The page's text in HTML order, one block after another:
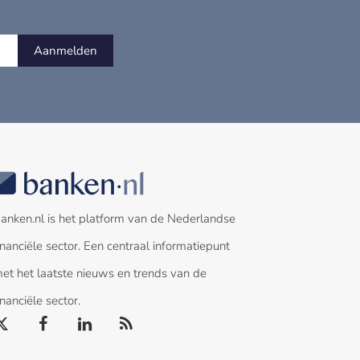
Aanmelden
is het platform van de Nederlandse
sector. Een centraal informatiepunt
het laatste nieuws en trends van de
sector.